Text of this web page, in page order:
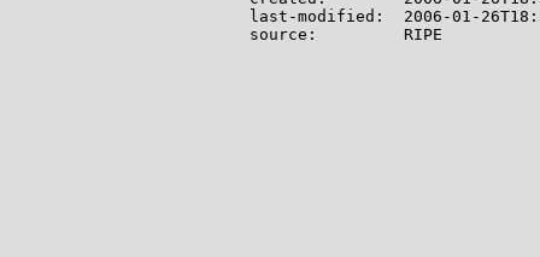
last-modified:  2006-01-
source:         RIPE